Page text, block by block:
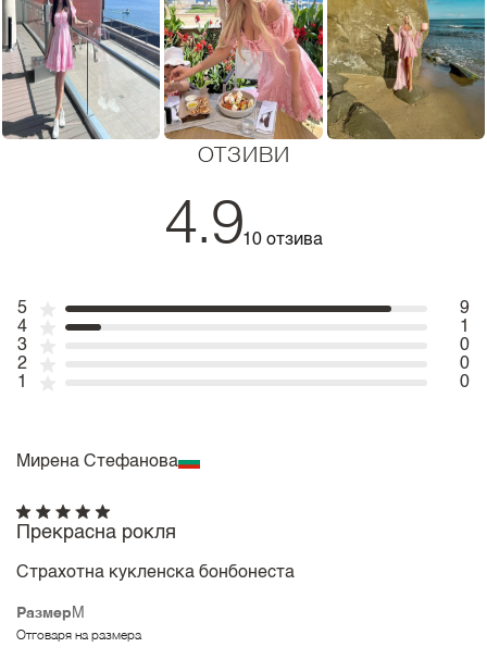
ОТЗИВИ
4.910 отзива
5
9
4
1
3
0
2
0
1
0
Мирена Стефанова
Размер M
Отговаря на размера
Прекрасна рокля
Страхотна кукленска бонбонеста